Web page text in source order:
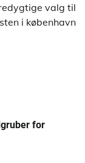
valg til
i københavn
for